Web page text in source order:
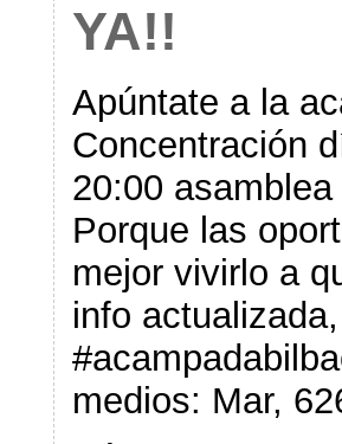
YA!!
Apúntate a la
Concentración
20:00
Porque las
mejor vivirlo a
info
medios: Mar,